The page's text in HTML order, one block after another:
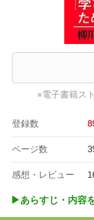
※電子書籍ス
登録数
ページ数
感想・レビュー
▶︎あらすじ・内容